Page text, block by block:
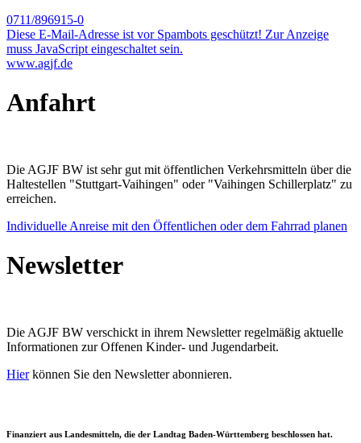
0711/896915-0
Diese E-Mail-Adresse ist vor Spambots geschützt! Zur Anzeige
muss JavaScript eingeschaltet sein.
www.agjf.de
Anfahrt
Die AGJF BW ist sehr gut mit öffentlichen Verkehrsmitteln über die
Haltestellen "Stuttgart-Vaihingen" oder "Vaihingen Schillerplatz" zu
erreichen.
Individuelle Anreise mit den Öffentlichen oder dem Fahrrad planen
Newsletter
Die AGJF BW verschickt in ihrem Newsletterregelmäßig aktuelle
Informationen zurOffenen Kinder- und Jugendarbeit.
Hierkönnen Sie den Newsletter abonnieren.
Finanziert aus Landesmitteln, die der Landtag Baden-Württemberg beschlossen hat.